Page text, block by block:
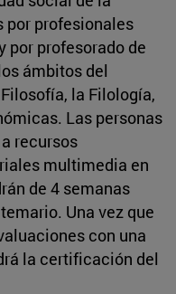
por profesionales
por profesorado de
ámbitos del
la Filología,
Las personas
recursos
multimedia en
de 4 semanas
Una vez que
con una
la certificación del